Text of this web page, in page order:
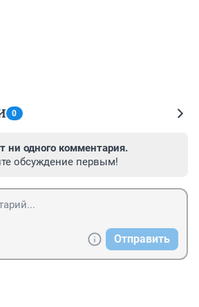
0
ни одного комментария.
обсуждение первым!
Отправить